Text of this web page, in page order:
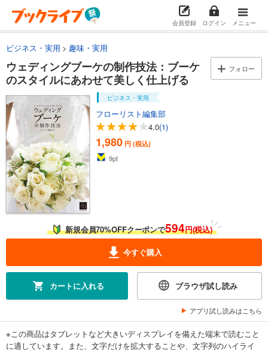
会員登録 ログイン メニュー
ビジネス・実用 趣味・実用
ウェディングブーケの制作技法：ブーケ
のスタイルにあわせて美しく仕上げる
フォロー
ビジネス・実用
フローリスト編集部
4.0(1)
1,980 円 (税込)
9pt
新規会員70%OFFクーポンで594円(税込)
今すぐ購入
カートに入れる ブラウザ試し読み
アプリ試し読みはこちら
※この商品はタブレットなど大きいディスプレイを備えた端末で読むこと
に適しています。また、文字だけを拡大することや、文字列のハイライ